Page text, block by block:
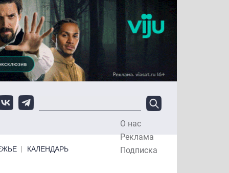
О нас
Реклама
Подписка
КАЛЕНДАРЬ